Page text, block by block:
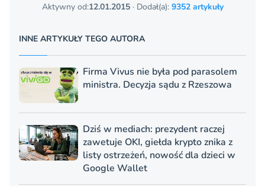
Aktywny od:12.01.2015· Dodał(a): 9352 artykuły
INNE ARTYKUŁY TEGO AUTORA
Firma Vivus nie była pod parasolem
ministra. Decyzja sądu z Rzeszowa
Dziś w mediach: prezydent raczej
zawetuje OKI, giełda krypto znika z
listy ostrzeżeń, nowość dla dzieci w
Google Wallet